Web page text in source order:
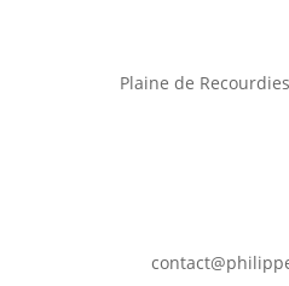
Plaine de